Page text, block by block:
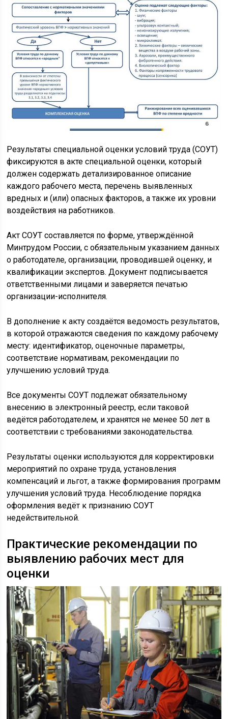
Результаты специальной оценки условий труда (СОУТ)
фиксируются в акте специальной оценки, который
должен содержать детализированное описание
каждого рабочего места, перечень выявленных
вредных и (или) опасных факторов, а также их уровни
воздействия на работников.
Акт СОУТ составляется по форме, утверждённой
Минтрудом России, с обязательным указанием данных
о работодателе, организации, проводившей оценку, и
квалификации экспертов. Документ подписывается
ответственными лицами и заверяется печатью
организации-исполнителя.
В дополнение к акту создаётся ведомость результатов,
в которой отражаются сведения по каждому рабочему
месту: идентификатор, оценочные параметры,
соответствие нормативам, рекомендации по
улучшению условий труда.
Все документы СОУТ подлежат обязательному
внесению в электронный реестр, если таковой
ведётся работодателем, и хранятся не менее 50 лет в
соответствии с требованиями законодательства.
Результаты оценки используются для корректировки
мероприятий по охране труда, установления
компенсаций и льгот, а также формирования программ
улучшения условий труда. Несоблюдение порядка
оформления ведёт к признанию СОУТ
недействительной.
Практические рекомендации по
выявлению рабочих мест для
оценки